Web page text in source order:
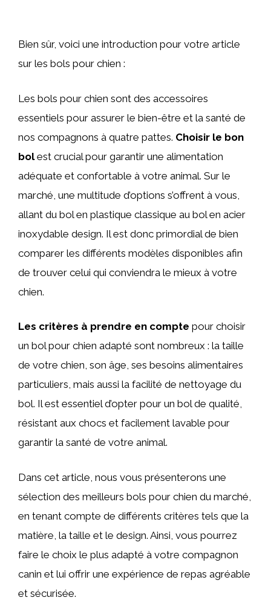
Bien sûr, voici une introduction pour votre article
sur les bols pour chien :
Les bols pour chien sont des accessoires
essentiels pour assurer le bien-être et la santé de
nos compagnons à quatre pattes. Choisir le bon
bolest crucial pour garantir une alimentation
adéquate et confortable à votre animal. Sur le
marché, une multitude d’options s’offrent à vous,
allant du bol en plastique classique au bol en acier
inoxydable design. Il est donc primordial de bien
comparer les différents modèles disponibles afin
de trouver celui qui conviendra le mieux à votre
chien.
Les critères à prendre en compte pour choisir
un bol pour chien adapté sont nombreux : la taille
de votre chien, son âge, ses besoins alimentaires
particuliers, mais aussi la facilité de nettoyage du
bol. Il est essentiel d’opter pour un bol de qualité,
résistant aux chocs et facilement lavable pour
garantir la santé de votre animal.
Dans cet article, nous vous présenterons une
sélection des meilleurs bols pour chien du marché,
en tenant compte de différents critères tels que la
matière, la taille et le design. Ainsi, vous pourrez
faire le choix le plus adapté à votre compagnon
canin et lui offrir une expérience de repas agréable
et sécurisée.